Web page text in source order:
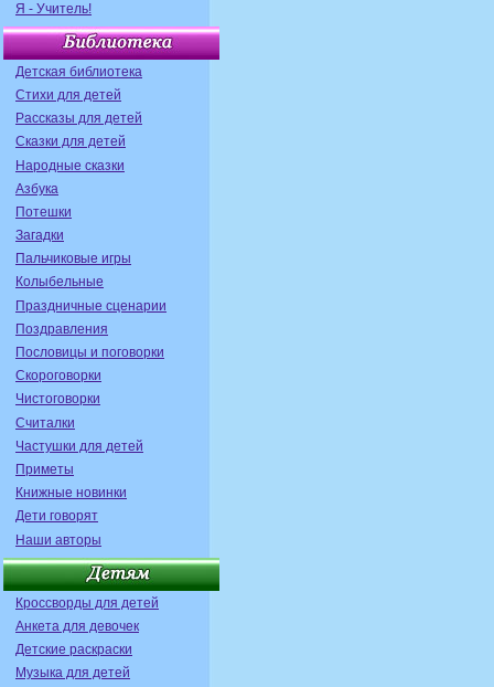
Я - Учитель!
Детская библиотека
Стихи для детей
Рассказы для детей
Сказки для детей
Народные сказки
Азбука
Потешки
Загадки
Пальчиковые игры
Колыбельные
Праздничные сценарии
Поздравления
Пословицы и поговорки
Скороговорки
Чистоговорки
Считалки
Частушки для детей
Приметы
Книжные новинки
Дети говорят
Наши авторы
Кроссворды для детей
Анкета для девочек
Детские раскраски
Музыка для детей